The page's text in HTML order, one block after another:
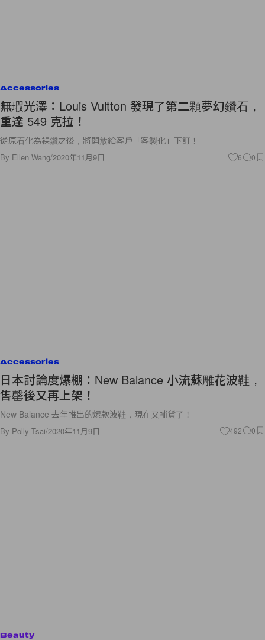
Accessories
無瑕光澤：Louis Vuitton 發現了第二顆夢幻鑽石，
重達 549 克拉！
從原石化為裸鑽之後，將開放給客戶「客製化」下訂！
By Ellen Wang/2020年11月9日 6 0
Accessories
日本討論度爆棚：New Balance 小流蘇雕花波鞋，
售罄後又再上架！
New Balance 去年推出的爆款波鞋，現在又補貨了！
By Polly Tsai/2020年11月9日 492 0
Beauty